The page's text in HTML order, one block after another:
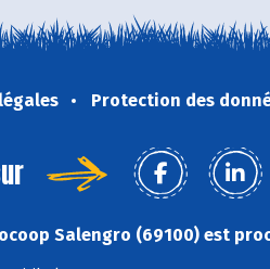
Protection des
Salengro (69100) est